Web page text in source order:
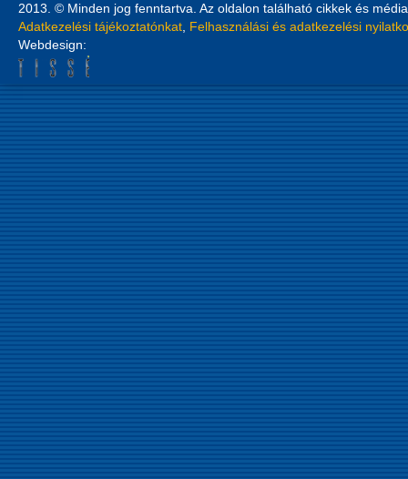
2013. © Minden jog fenntartva. Az oldalon található cikkek és
Adatkezelési tájékoztatónkat Felhasználási és adatkezelési
Webdesign: